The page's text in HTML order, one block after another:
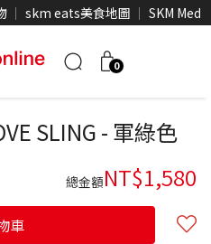
skm eats美食地圖 SKM Media
0
SLING - 軍綠色
總金額NT$1,580
車